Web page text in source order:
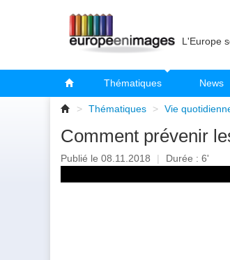
L'Europe
Thématiques News
> Thématiques > Vie
Comment prévenir
Publié le 08.11.2018 | Durée : 6'